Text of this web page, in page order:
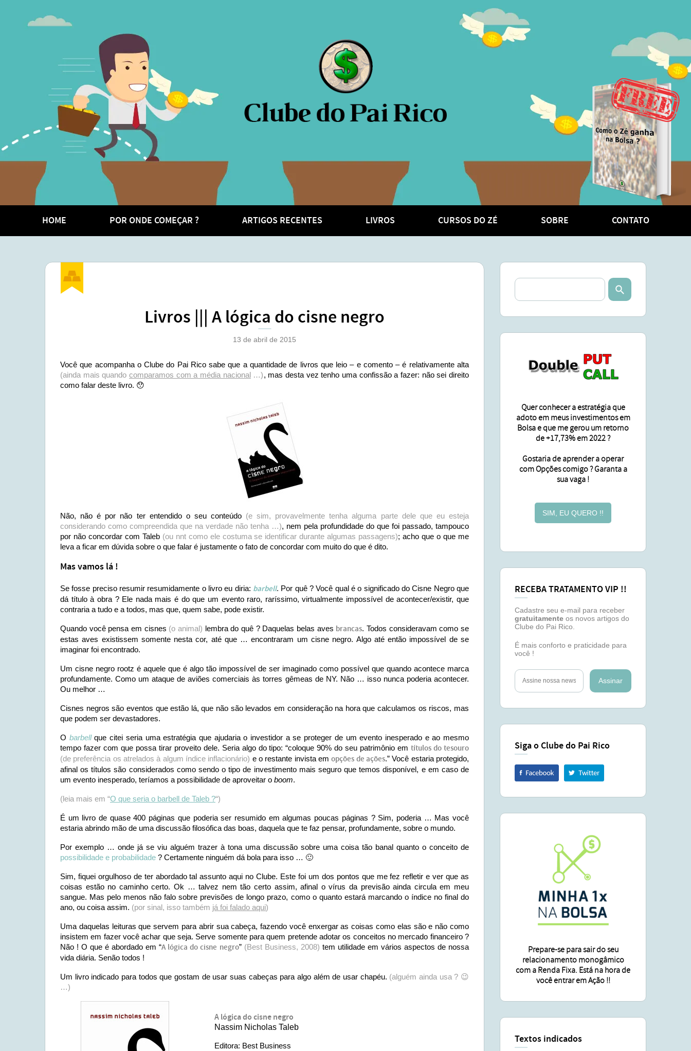
HOME POR ONDE COMEÇAR ? ARTIGOS RECENTES LIVROS CURSOS DO ZÉ SOBRE CONTATO
Livros ||| A lógica do cisne negro
13 de abril de 2015
Você que acompanha o Clube do Pai Rico sabe que a quantidade de livros que leio – e comento – é relativamente alta
(ainda mais quandocomparamos com a média nacional…), mas desta vez tenho uma confissão a fazer: não sei direito
como falar deste livro. 😯
Não, não é por não ter entendido o seu conteúdo (e sim, provavelmente tenha alguma parte dele que eu esteja
considerando como compreendida que na verdade não tenha …), nem pela profundidade do que foi passado, tampouco
por não concordar com Taleb (ou nnt como ele costuma se identificar durante algumas passagens); acho que o que me
leva a ficar em dúvida sobre o que falar é justamente o fato de concordar com muito do que é dito.
Mas vamos lá !
Se fosse preciso resumir resumidamente o livro eu diria: barbell. Por quê ? Você qual é o significado do Cisne Negro que
dá título à obra ? Ele nada mais é do que um evento raro, raríssimo, virtualmente impossível de acontecer/existir, que
contraria a tudo e a todos, mas que, quem sabe, pode existir.
Quando você pensa em cisnes (o animal) lembra do quê ? Daquelas belas aves brancas. Todos consideravam como se
estas aves existissem somente nesta cor, até que … encontraram um cisne negro. Algo até então impossível de se
imaginar foi encontrado.
Um cisne negro rootz é aquele que é algo tão impossível de ser imaginado como possível que quando acontece marca
profundamente. Como um ataque de aviões comerciais às torres gêmeas de NY. Não … isso nunca poderia acontecer.
Ou melhor …
Cisnes negros são eventos que estão lá, que não são levados em consideração na hora que calculamos os riscos, mas
que podem ser devastadores.
O barbellque citei seria uma estratégia que ajudaria o investidor a se proteger de um evento inesperado e ao mesmo
tempo fazer com que possa tirar proveito dele. Seria algo do tipo: “coloque 90% do seu patrimônio emtítulos do tesouro
(de preferência os atrelados à algum índice inflacionário) e o restante invista emopções de ações.” Você estaria protegido,
afinal os títulos são considerados como sendo o tipo de investimento mais seguro que temos disponível, e em caso de
um evento inesperado, teríamos a possibilidade de aproveitar o boom.
(leia mais em “O que seria o barbell de Taleb ?“)
É um livro de quase 400 páginas que poderia ser resumido em algumas poucas páginas ? Sim, poderia … Mas você
estaria abrindo mão de uma discussão filosófica das boas, daquela que te faz pensar, profundamente, sobre o mundo.
Por exemplo … onde já se viu alguém trazer à tona uma discussão sobre uma coisa tão banal quanto o conceito de
possibilidade e probabilidade ? Certamente ninguém dá bola para isso … 🙂
Sim, fiquei orgulhoso de ter abordado tal assunto aqui no Clube. Este foi um dos pontos que me fez refletir e ver que as
coisas estão no caminho certo. Ok … talvez nem tão certo assim, afinal o vírus da previsão ainda circula em meu
sangue. Mas pelo menos não falo sobre previsões de longo prazo, como o quanto estará marcando o índice no final do
ano, ou coisa assim. (por sinal, isso também já foi falado aqui)
Uma daquelas leituras que servem para abrir sua cabeça, fazendo você enxergar as coisas como elas são e não como
insistem em fazer você achar que seja. Serve somente para quem pretende adotar os conceitos no mercado financeiro ?
Não ! O que é abordado em “A lógica do cisne negro” (Best Business, 2008) tem utilidade em vários aspectos de nossa
vida diária. Senão todos !
Um livro indicado para todos que gostam de usar suas cabeças para algo além de usar chapéu. (alguém ainda usa ? 😉
…)
A lógica do cisne negro
Nassim Nicholas Taleb
Editora: Best Business
Quer conhecer a estratégia que
adoto em meus investimentos em
Bolsa e que me gerou um retorno
de +17,73% em 2022 ?
Gostaria de aprender a operar
com Opções comigo ? Garanta a
sua vaga !
SIM, EU QUERO !!
RECEBA TRATAMENTO VIP !!
Cadastre seu e-mail para receber
gratuitamente os novos artigos do
Clube do Pai Rico.
É mais conforto e praticidade para
você !
Assinar
Siga o Clube do Pai Rico
Prepare-se para sair do seu
relacionamento monogâmico
com a Renda Fixa. Está na hora de
você entrar em Ação !!
Textos indicados